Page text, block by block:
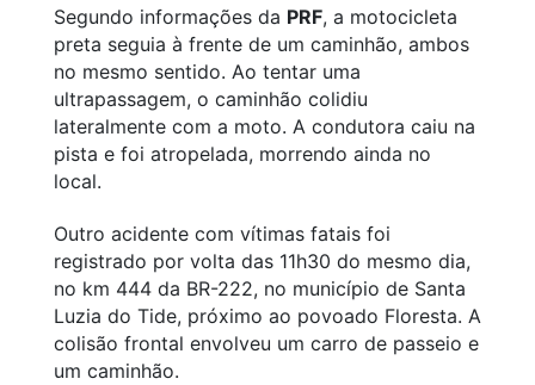
Segundo informações da PRF, a motocicleta
preta seguia à frente de um caminhão, ambos
no mesmo sentido. Ao tentar uma
ultrapassagem, o caminhão colidiu
lateralmente com a moto. A condutora caiu na
pista e foi atropelada, morrendo ainda no
local.
Outro acidente com vítimas fatais foi
registrado por volta das 11h30 do mesmo dia,
no km 444 da BR-222, no município de Santa
Luzia do Tide, próximo ao povoado Floresta. A
colisão frontal envolveu um carro de passeio e
um caminhão.